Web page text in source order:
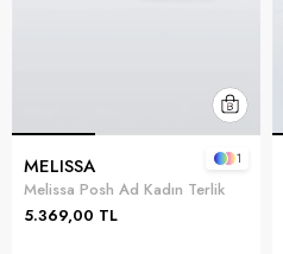
MELISSA
Melissa Posh Ad Kadın Terlik
5.369,00 TL
1